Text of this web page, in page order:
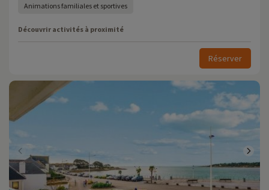
Animations familiales et sportives
Découvrir activités à proximité
Réserver